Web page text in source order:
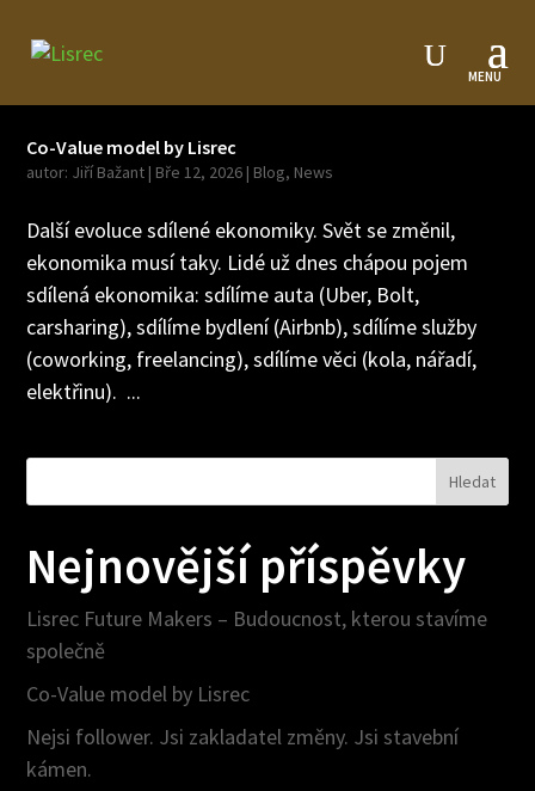
Co-Value model by Lisrec
autor: Jiří Bažant | Bře 12, 2026 | Blog, News
Další evoluce sdílené ekonomiky. Svět se změnil,
ekonomika musí taky. Lidé už dnes chápou pojem
sdílená ekonomika: sdílíme auta (Uber, Bolt,
carsharing), sdílíme bydlení (Airbnb), sdílíme služby
(coworking, freelancing), sdílíme věci (kola, nářadí,
elektřinu). ...
Hledat
Nejnovější příspěvky
Lisrec Future Makers – Budoucnost, kterou stavíme
společně
Co-Value model by Lisrec
Nejsi follower. Jsi zakladatel změny. Jsi stavební
kámen.